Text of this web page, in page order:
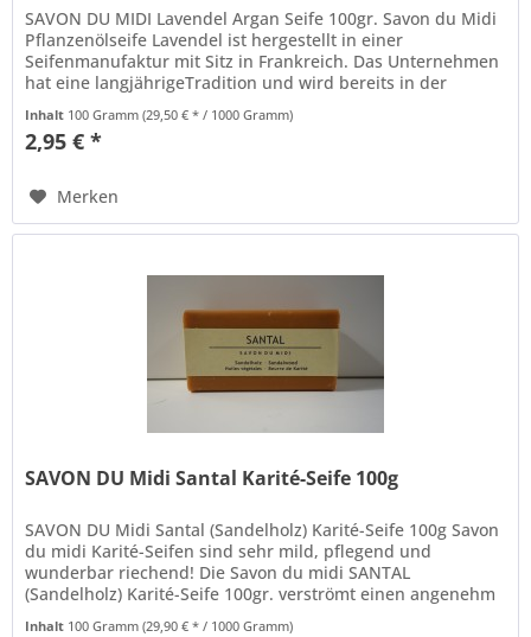
SAVON DU MIDI Lavendel Argan Seife 100gr. Savon du Midi
Pflanzenölseife Lavendel ist hergestellt in einer
Seifenmanufaktur mit Sitz in Frankreich. Das Unternehmen
hat eine langjährigeTradition und wird bereits in der
Inhalt 100 Gramm(29,50 € * / 1000 Gramm)
2,95 € *
Merken
SAVON DU Midi Santal Karité-Seife 100g
SAVON DU Midi Santal (Sandelholz) Karité-Seife 100g Savon
du midi Karité-Seifen sind sehr mild, pflegend und
wunderbar riechend! Die Savon du midi SANTAL
(Sandelholz) Karité-Seife 100gr. verströmt einen angenehm
Inhalt 100 Gramm(29,90 € * / 1000 Gramm)